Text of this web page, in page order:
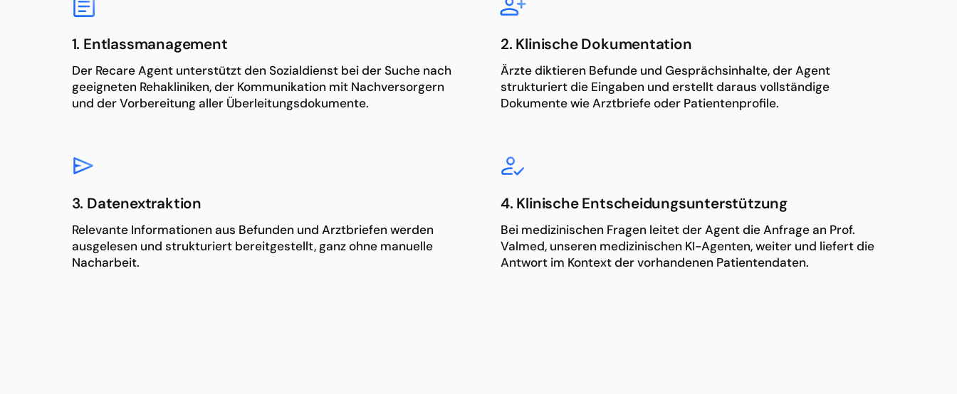
1. Entlassmanagement
Der Recare Agent unterstützt den Sozialdienst bei der Suche nach
geeigneten Rehakliniken, der Kommunikation mit Nachversorgern
und der Vorbereitung aller Überleitungsdokumente.
2. Klinische Dokumentation
Ärzte diktieren Befunde und Gesprächsinhalte, der Agent
strukturiert die Eingaben und erstellt daraus vollständige
Dokumente wie Arztbriefe oder Patientenprofile.
3. Datenextraktion
Relevante Informationen aus Befunden und Arztbriefen werden
ausgelesen und strukturiert bereitgestellt, ganz ohne manuelle
Nacharbeit.
4. Klinische Entscheidungsunterstützung
Bei medizinischen Fragen leitet der Agent die Anfrage an Prof.
Valmed, unseren medizinischen KI-Agenten, weiter und liefert die
Antwort im Kontext der vorhandenen Patientendaten.